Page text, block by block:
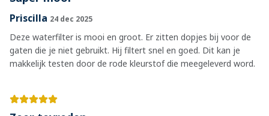
Priscilla 24 dec 2025
Deze waterfilter is mooi en groot. Er zitten dopjes bij voor de
gaten die je niet gebruikt. Hij filtert snel en goed. Dit kan je
makkelijk testen door de rode kleurstof die meegeleverd word.